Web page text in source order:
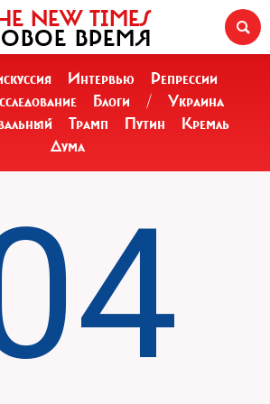
NEW TIMES
ВРЕМЯ
Интервью
Репрессии
Блоги /
Украина
Трамп Путин
Кремль
Дума